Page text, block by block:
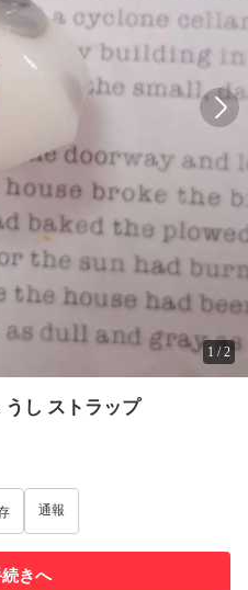
1 /2
し ストラップ
通報
きへ